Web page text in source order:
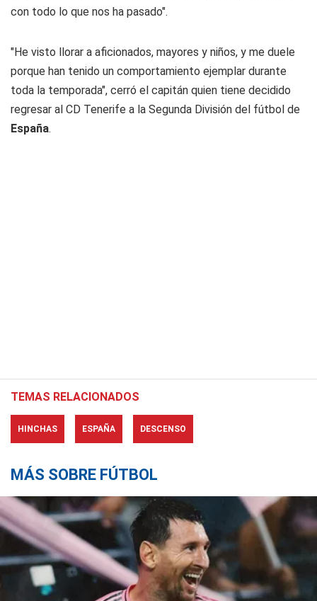
con todo lo que nos ha pasado".
"He visto llorar a aficionados, mayores y niños, y me duele
porque han tenido un comportamiento ejemplar durante
toda la temporada", cerró el capitán quien tiene decidido
regresar al CD Tenerife a la Segunda División del fútbol de
España.
TEMAS RELACIONADOS
HINCHAS ESPAÑA DESCENSO
MÁS SOBRE FÚTBOL